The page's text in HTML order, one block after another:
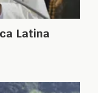
Latina